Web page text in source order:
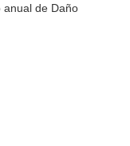
anual de Daño